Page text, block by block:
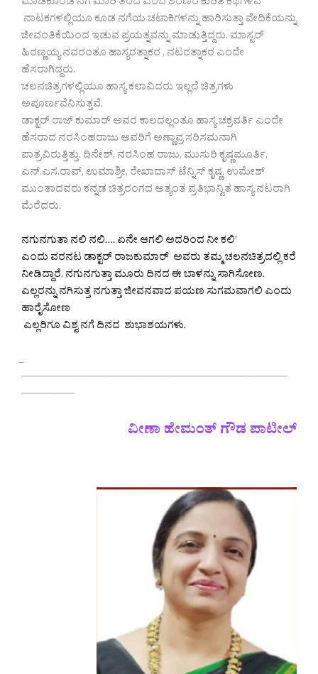
ಮಾಡಿಕೊಂಡ ನಗೆ ಮಾರಿ ತಂದೆ ಎಂಬ ಶರಣರ ಕುರಿತ ಕಥೆಗಳಿವೆ
ನಾಟಕಗಳಲ್ಲಿಯೂ ಕೂಡ ನಗೆಯ ಚಟಾಕಿಗಳನ್ನು ಹಾರಿಸುತ್ತಾ ವೇದಿಕೆಯನ್ನು
ಜೀವಂತಿಕೆಯಿಂದ ಇಡುವ ಪ್ರಯತ್ನವನ್ನು ಮಾಡುತ್ತಿದ್ದರು. ಮಾಸ್ಟರ್
ಹಿರಣ್ಣಯ್ಯ ನವರಂತೂ ಹಾಸ್ಯರತ್ನಾಕರ , ನಟರತ್ನಾಕರ ಎಂದೇ
ಹೆಸರಾಗಿದ್ದರು.
ಚಲನಚಿತ್ರಗಳಲ್ಲಿಯೂ ಹಾಸ್ಯ ಕಲಾವಿದರು ಇಲ್ಲದೆ ಚಿತ್ರಗಳು
ಅಪೂರ್ಣವೆನಿಸುತ್ತವೆ.
ಡಾಕ್ಟರ್ ರಾಜ್ ಕುಮಾರ್ ಅವರ ಕಾಲದಲ್ಲಂತೂ ಹಾಸ್ಯ ಚಕ್ರವರ್ತಿ ಎಂದೇ
ಹೆಸರಾದ ನರಸಿಂಹರಾಜು ಅವರಿಗೆ ಅಣ್ಣಾವ್ರ ಸರಿಸಮನಾಗಿ
ಪಾತ್ರವಿರುತ್ತಿತ್ತು. ದಿನೇಶ್, ನರಸಿಂಹ ರಾಜು, ಮುಸುರಿ ಕೃಷ್ಣಮೂರ್ತಿ,
ಎನ್.ಎಸ.ರಾವ್, ಉಮಾಶ್ರೀ, ರೇಖಾದಾಸ್ ಟೆನ್ನಿಸ್ ಕೃಷ್ಣ, ಉಮೇಶ್
ಮುಂತಾದವರು ಕನ್ನಡ ಚಿತ್ರರಂಗದ ಅತ್ಯಂತ ಪ್ರತಿಭಾನ್ವಿತ ಹಾಸ್ಯ ನಟರಾಗಿ
ಮೆರೆದರು.
ನಗುನಗುತಾ ನಲಿ ನಲಿ…. ಏನೇ ಆಗಲಿ ಅದರಿಂದ ನೀ ಕಲಿ’
ಎಂದು ವರನಟ ಡಾಕ್ಟರ್ ರಾಜಕುಮಾರ್ ಅವರು ತಮ್ಮ ಚಲನಚಿತ್ರದಲ್ಲಿ ಕರೆ
ನೀಡಿದ್ದಾರೆ. ನಗುನಗುತ್ತಾ ಮೂರು ದಿನದ ಈ ಬಾಳನ್ನು ಸಾಗಿಸೋಣ.
ಎಲ್ಲರನ್ನು ನಗಿಸುತ್ತ ನಗುತ್ತಾ ಜೀವನವಾದ ಪಯಣ ಸುಗಮವಾಗಲಿ ಎಂದು
ಹಾರೈಸೋಣ
ಎಲ್ಲರಿಗೂ ವಿಶ್ವ ನಗೆ ದಿನದ ಶುಭಾಶಯಗಳು.
—————————————————————————
—————
ವೀಣಾ‌ ಹೇಮಂತ್‌ ಗೌಡ ಪಾಟೀಲ್